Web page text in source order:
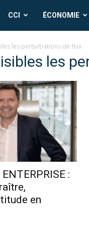
CCI
News
CCI ÉCONOMIE
les perturbations de flux
les
:
en